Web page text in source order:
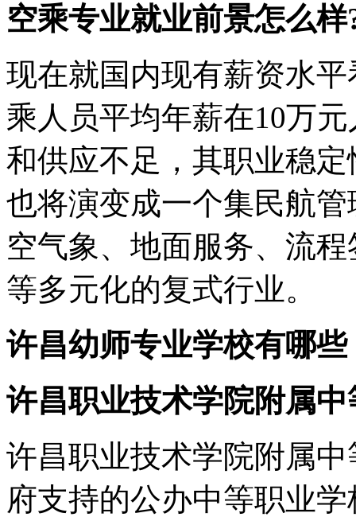
空乘专业就业前景怎么样
现在就国内现有薪资水
乘人员平均年薪在10万
和供应不足，其职业稳
也将演变成一个集民航
空气象、地面服务、流
等多元化的复式行业。
许昌幼师专业学校有哪些
许昌职业技术学院附属
许昌职业技术学院附属
府支持的公办中等职业